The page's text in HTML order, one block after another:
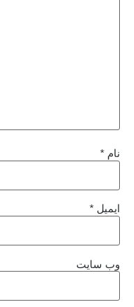
نام *
ایمیل *
وب‌ سایت